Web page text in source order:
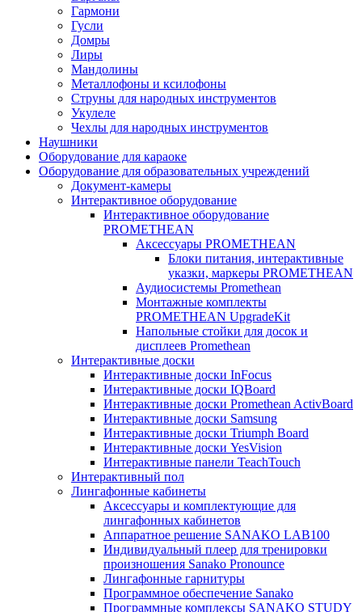
Гармони
Гусли
Домры
Лиры
Мандолины
Металлофоны и ксилофоны
Струны для народных инструментов
Укулеле
Чехлы для народных инструментов
Наушники
Оборудование для караоке
Оборудование для образовательных учреждений
Документ-камеры
Интерактивное оборудование
Интерактивное оборудование
PROMETHEAN
Аксессуары PROMETHEAN
Блоки питания, интерактивные
указки, маркеры PROMETHEAN
Аудиосистемы Promethean
Монтажные комплекты
PROMETHEAN UpgradeKit
Напольные стойки для досок и
дисплеев Promethean
Интерактивные доски
Интерактивные доски InFocus
Интерактивные доски IQBoard
Интерактивные доски Promethean ActivBoard
Интерактивные доски Samsung
Интерактивные доски Triumph Board
Интерактивные доски YesVision
Интерактивные панели TeachTouch
Интерактивный пол
Лингафонные кабинеты
Аксессуары и комплектующие для
лингафонных кабинетов
Аппаратное решение SANAKO LAB100
Индивидуальный плеер для тренировки
произношения Sanako Pronounce
Лингафонные гарнитуры
Программное обеспечение Sanako
Программные комплексы SANAKO STUDY